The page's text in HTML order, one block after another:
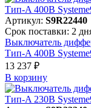
Артикул: S9R22440
Срок поставки: 2
Выключатель
Тип-A 400В
13 237 ₽
В корзинy